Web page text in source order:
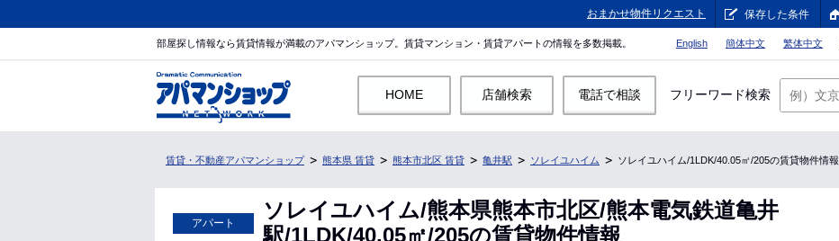
おまかせ物件リクエスト 保存した条件
部屋探し情報なら賃貸情報が満載のアパマンショップ。賃貸マンション・賃貸アパートの情報を多数掲載。 English 簡体中文 繁体中文
HOME 店舗検索 電話で相談 フリーワード検索
賃貸・不動産アパマンショップ 熊本県 賃貸 熊本市北区 賃貸 亀井駅 ソレイユハイム ソレイユハイム/1LDK/40.05㎡/205の賃貸物件情報
アパート
ソレイユハイム/熊本県熊本市北区/熊本電気鉄道亀井
駅/1LDK/40.05㎡/205の賃貸物件情報